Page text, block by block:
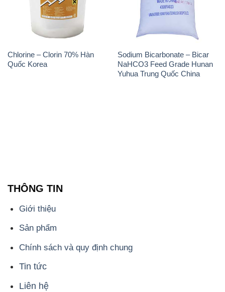
Chlorine – Clorin 70% Hàn
Quốc Korea
Sodium Bicarbonate – Bicar
NaHCO3 Feed Grade Hunan
Yuhua Trung Quốc China
THÔNG TIN
Giới thiệu
Sản phẩm
Chính sách và quy định chung
Tin tức
Liên hệ